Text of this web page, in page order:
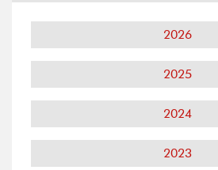
2026
2025
2024
2023